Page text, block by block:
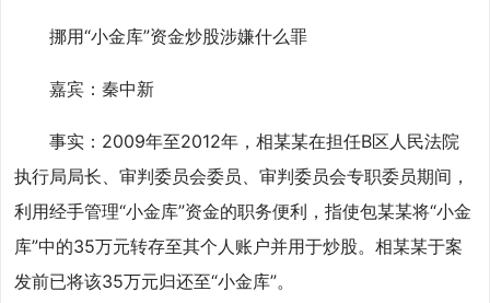
挪用“小金库”资金炒股涉嫌什么罪
嘉宾：秦中新
事实：2009年至2012年，相某某在担任B区人民法院
执行局局长、审判委员会委员、审判委员会专职委员期间，
利用经手管理“小金库”资金的职务便利，指使包某某将“小金
库”中的35万元转存至其个人账户并用于炒股。相某某于案
发前已将该35万元归还至“小金库”。